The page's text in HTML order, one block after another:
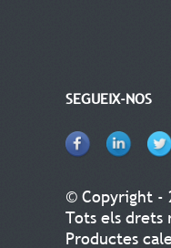
SEGUEIX-NOS
© Copyright -
Tots els drets
Productes